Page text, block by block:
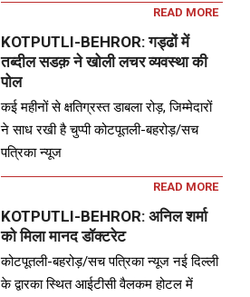
READ MORE
KOTPUTLI-BEHROR: गड्ढों में
तब्दील सडक़ ने खोली लचर व्यवस्था की
पोल
कई महीनों से क्षतिग्रस्त डाबला रोड़, जिम्मेदारों
ने साध रखी है चुप्पी कोटपूतली-बहरोड़/सच
पत्रिका न्यूज
READ MORE
KOTPUTLI-BEHROR: अनिल शर्मा
को मिला मानद डॉक्टरेट
कोटपूतली-बहरोड़/सच पत्रिका न्यूज नई दिल्ली
के द्वारका स्थित आईटीसी वैलकम होटल में